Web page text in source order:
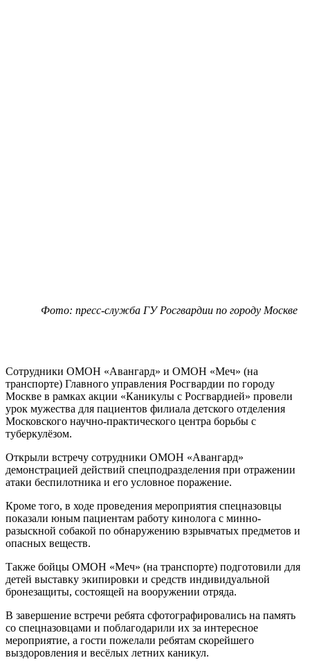
Фото: пресс-служба ГУ Росгвардии по городу Москве
Сотрудники ОМОН «Авангард» и ОМОН «Меч» (на
транспорте) Главного управления Росгвардии по городу
Москве в рамках акции «Каникулы с Росгвардией» провели
урок мужества для пациентов филиала детского отделения
Московского научно-практического центра борьбы с
туберкулёзом.
Открыли встречу сотрудники ОМОН «Авангард»
демонстрацией действий спецподразделения при отражении
атаки беспилотника и его условное поражение.
Кроме того, в ходе проведения мероприятия спецназовцы
показали юным пациентам работу кинолога с минно-
разыскной собакой по обнаружению взрывчатых предметов и
опасных веществ.
Также бойцы ОМОН «Меч» (на транспорте) подготовили для
детей выставку экипировки и средств индивидуальной
бронезащиты, состоящей на вооружении отряда.
В завершение встречи ребята сфотографировались на память
со спецназовцами и поблагодарили их за интересное
мероприятие, а гости пожелали ребятам скорейшего
выздоровления и весёлых летних каникул.